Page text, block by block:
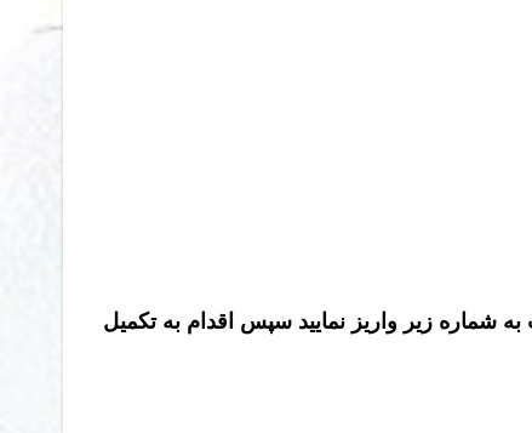
شماره زیر واریز نمایید سپس اقدام به تکمیل